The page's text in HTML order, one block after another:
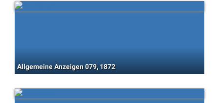
Allgemeine Anzeigen 079, 1872